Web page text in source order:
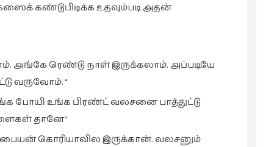
கண்டுபிடிக்க உதவும்படி அதன்
அங்கே ரெண்டு நாள் இருக்கலாம். அப்படியே
வருவோம். “
போயி உங்க பிரண்ட் வலசனை பாத்துட்டு
தானே“
பையன் கொரியாவில இருக்கான். வலசனும்